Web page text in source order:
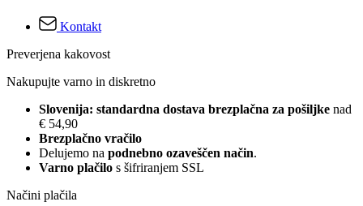
Kontakt
Preverjena kakovost
Nakupujte varno in diskretno
Slovenija: standardna dostava brezplačna za pošiljke nad
€ 54,90
Brezplačno vračilo
Delujemo na podnebno ozaveščen način.
Varno plačilo s šifriranjem SSL
Načini plačila